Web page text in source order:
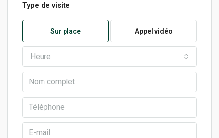
Type de visite
Sur place Appel vidéo
Heure